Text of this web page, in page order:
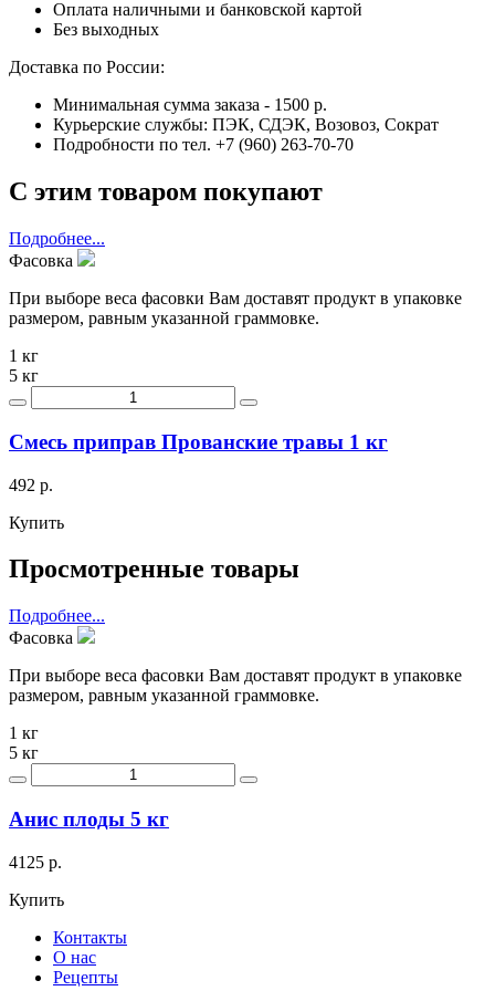
Оплата наличными и банковской картой
Без выходных
Доставка по России:
Минимальная сумма заказа - 1500 р.
Курьерские службы: ПЭК, СДЭК, Возовоз, Сократ
Подробности по тел. +7 (960) 263-70-70
С этим товаром покупают
Подробнее...
Фасовка
При выборе веса фасовки Вам доставят продукт в упаковке
размером, равным указанной граммовке.
1 кг
5 кг
Смесь приправ Прованские травы 1 кг
492 р.
Купить
Просмотренные товары
Подробнее...
Фасовка
При выборе веса фасовки Вам доставят продукт в упаковке
размером, равным указанной граммовке.
1 кг
5 кг
Анис плоды 5 кг
4125 р.
Купить
Контакты
О нас
Рецепты